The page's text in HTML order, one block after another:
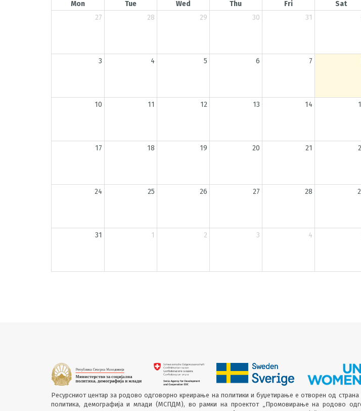
Mon Tue Wed Thu Fri Sat
27
28 29 30 31
3 4 5 6 7
10 11 12 13 14
17 18 19 20 21
24 25 26 27 28
31 1 2 3 4
Ресурсниот центар за родово одговорно креирање на политики и буџетирање е отворен од страна
политика, демографија и млади (МСПДМ), во рамки на проектот „Промовирање на родово